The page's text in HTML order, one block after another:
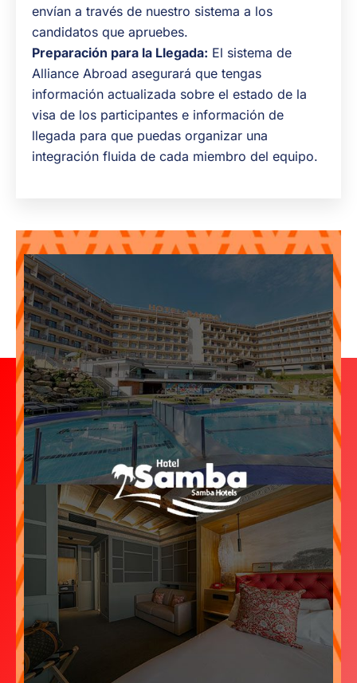
envían a través de nuestro sistema a los
candidatos que apruebes.
Preparación para la Llegada: El sistema de
Alliance Abroad asegurará que tengas
información actualizada sobre el estado de la
visa de los participantes e información de
llegada para que puedas organizar una
integración fluida de cada miembro del equipo.